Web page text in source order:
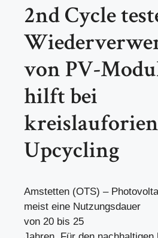
2nd Cycle
von PV-
hilft bei
Upcycling
Amstetten (OTS) –
meist eine Nutzungsdauer
von 20 bis 25